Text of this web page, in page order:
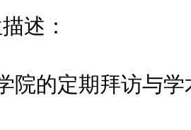
述：
的定期拜访与学